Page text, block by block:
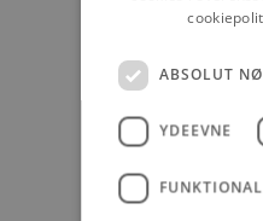
ABSOLUT
YDEEVNE